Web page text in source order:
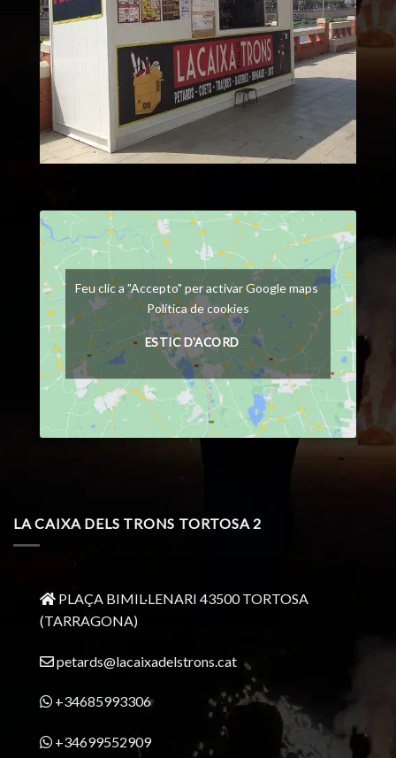
Feu clic a "Accepto" per activar Google maps
Política de cookies
ESTIC D'ACORD
LA CAIXA DELS TRONS TORTOSA 2
PLAÇA BIMIL·LENARI 43500 TORTOSA
(TARRAGONA)
petards@lacaixadelstrons.cat
+34685993306
+34699552909